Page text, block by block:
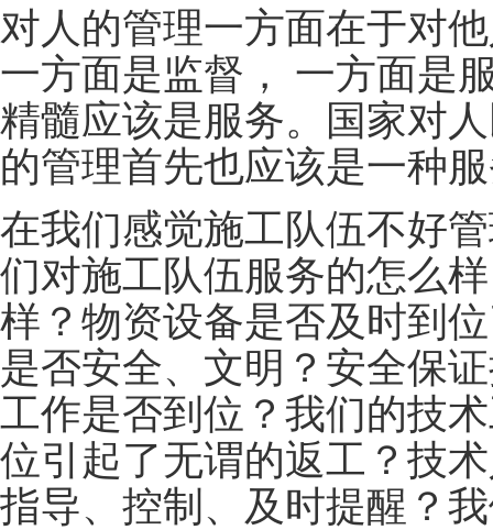
对人的管理一方面在于对
一方面是监督， 一方面是
精髓应该是服务。国家对
的管理首先也应该是一种
在我们感觉施工队伍不好
们对施工队伍服务的怎么
样？物资设备是否及时到
是否安全、文明？安全保
工作是否到位？我们的技
位引起了无谓的返工？技
指导、控制、及时提醒？